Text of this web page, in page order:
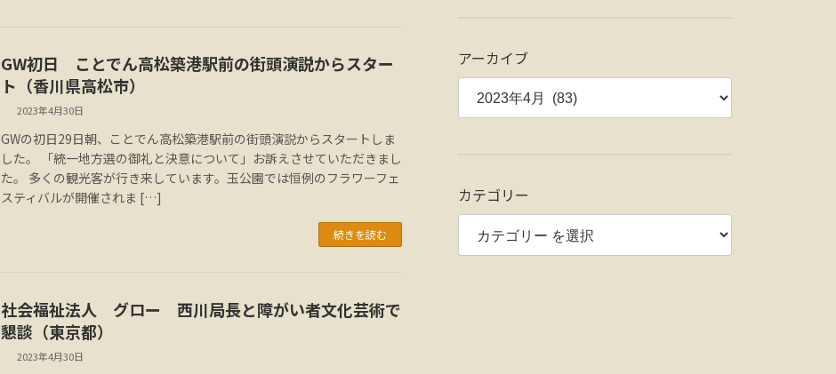
GW初日 ことでん高松築港駅前の街頭演説からスター
ト（香川県高松市）
2023年4月30日
GWの初日29日朝、ことでん高松築港駅前の街頭演説からスタートしま
した。 「統一地方選の御礼と決意について」お訴えさせていただきまし
た。 多くの観光客が行き来しています。玉公園では恒例のフラワーフェ
スティバルが開催されま […]
続きを読む
社会福祉法人 グロー 西川局長と障がい者文化芸術で
懇談（東京都）
2023年4月30日
アーカイブ
カテゴリー